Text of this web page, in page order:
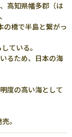
高知県幡多郡（は
の橋で半島と繋がっ
ている。
るため、日本の海
度の高い海として
。